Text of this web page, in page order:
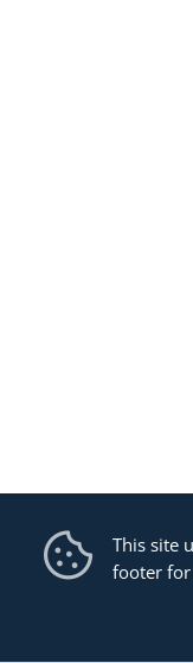
This site
footer for